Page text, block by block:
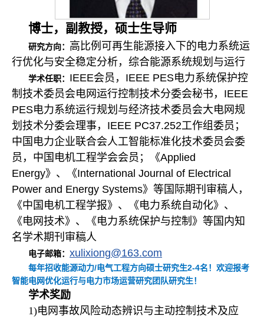
博士，副教授，硕士生导师
研究方向： 高比例可再生能源接入下的电力系统运
行优化与安全稳定分析，综合能源系统规划与运行
学术任职： IEEE会员， IEEE PES电力系统保护控
制技术委员会电网运行控制技术分委会秘书， IEEE
PES电力系统运行规划与经济技术委员会大电网规
划技术分委会理事， IEEE PC37.252工作组委员；
中国电力企业联合会人工智能标准化技术委员会委
员，中国电机工程学会会员；《Applied
Energy》、《International Journal of Electrical
Power and Energy Systems》等国际期刊审稿人，
《中国电机工程学报》、《电力系统自动化》、
《电网技术》、《电力系统保护与控制》等国内知
名学术期刊审稿人
电子邮箱： xulixiong@163.com
每年招收能源动力/ 电气工程方向硕士研究生2-4名！欢迎报考
智能电网优化运行与电力市场运营研究团队研究生！
学术奖励
1)电网事故风险动态辨识与主动控制技术及应